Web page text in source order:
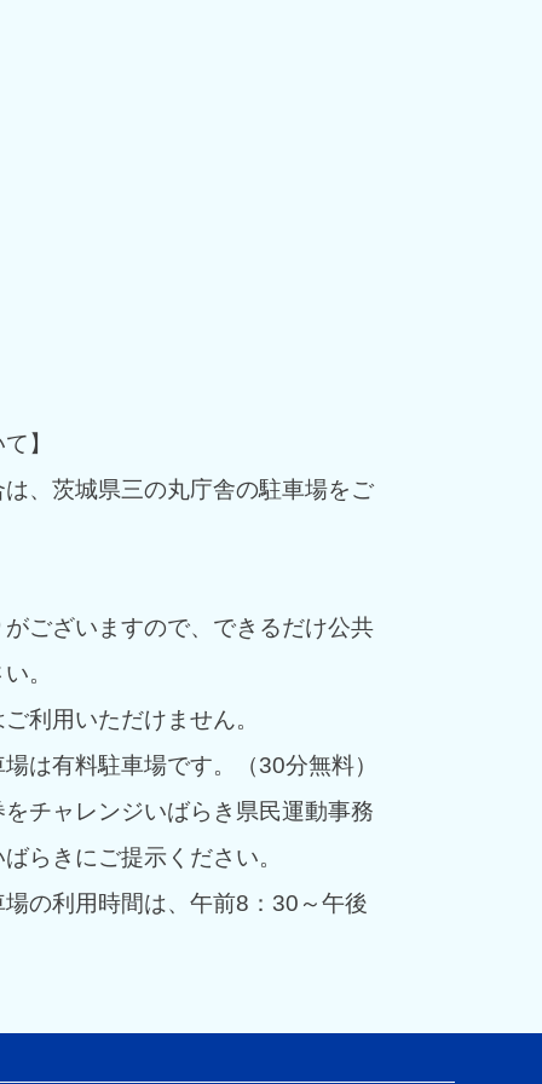
】
、茨城県三の丸庁舎の駐車場をご
ございますので、できるだけ公共
。
利用いただけません。
は有料駐車場です。（30分無料）
チャレンジいばらき県民運動事務
らきにご提示ください。
の利用時間は、午前8：30～午後